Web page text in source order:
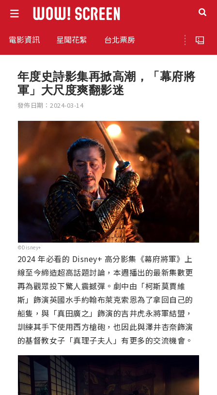
電影資訊 星聞花絮 台北票房
年度史詩影集再掀高潮，「幕府將
軍」大尺度爽翻影迷
發佈日期：2024-03-14
©Disney+
2024 年必看的 Disney+ 高分影集《幕府將軍》上
線至今締造超高話題討論，本週播出的最新集數更
再為觀眾投下驚人震撼彈。劇中由「柯斯莫賈維
斯」飾演英國水手約翰布萊克索恩為了拿回自己的
船隻，與「真田廣之」飾演的吉井虎永將軍結盟，
訓練其手下使用西方槍砲，也因此與澤井杏奈飾演
的基督教女子「真理子夫人」有更多的交流機會。